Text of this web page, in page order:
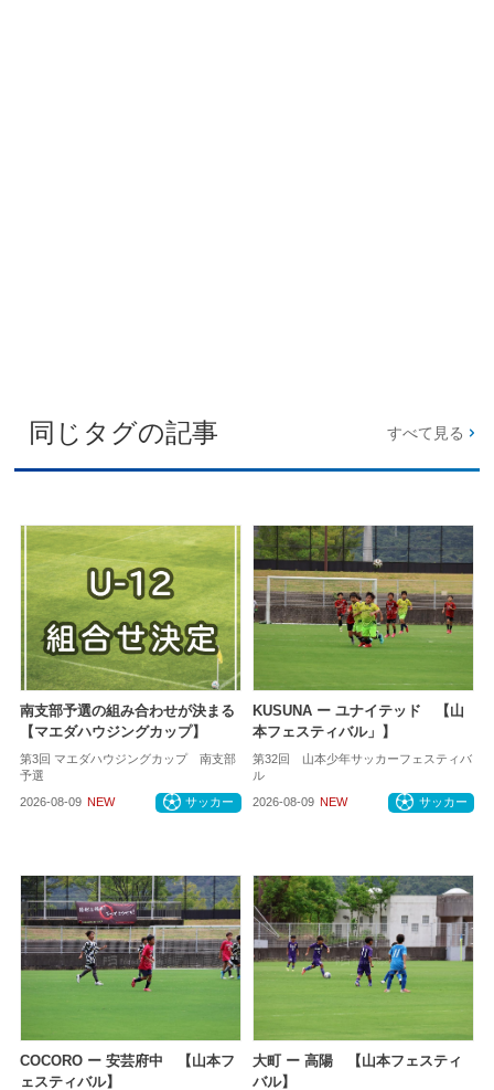
同じタグの記事 すべて見る
南支部予選の組み合わせが決まる
【マエダハウジングカップ】
第3回 マエダハウジングカップ 南支部
予選
2026-08-09 NEW サッカー
KUSUNA ー ユナイテッド 【山
本フェスティバル」】
第32回 山本少年サッカーフェスティバ
ル
2026-08-09 NEW サッカー
COCORO ー 安芸府中 【山本フ
ェスティバル】
大町 ー 高陽 【山本フェスティ
バル】